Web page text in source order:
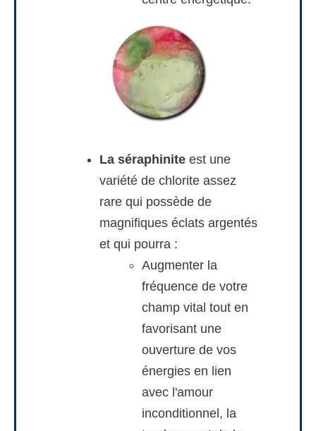
La séraphinite est une
variété de chlorite assez
rare qui possède de
magnifiques éclats argentés
et qui pourra :
Augmenter la
fréquence de votre
champ vital tout en
favorisant une
ouverture de vos
énergies en lien
avec l'amour
inconditionnel, la